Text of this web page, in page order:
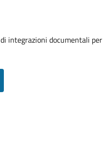
integrazioni documentali per